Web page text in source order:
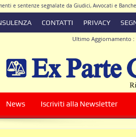
e sentenze segnalate da Giudici, Avvocati e
CONTATTI PRIVACY
Ultimo Aggiornamento :
Direttore Responsabile Avv. Antonio De Simone
News Iscriviti alla Newsletter